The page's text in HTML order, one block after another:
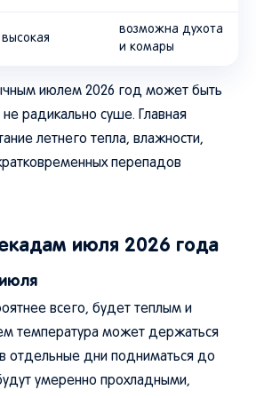
высокая
возможна духота
и комары
июлем 2026 год может быть
радикально суше. Главная
летнего тепла, влажности,
перепадов
июля 2026 года
всего, будет теплым и
температура может держаться
отдельные дни подниматься до
умеренно прохладными,